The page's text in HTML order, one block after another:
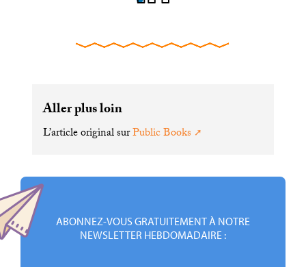
Aller plus loin
L’article original surPublic Books
ABONNEZ-VOUS GRATUITEMENT À NOTRE
NEWSLETTER HEBDOMADAIRE :